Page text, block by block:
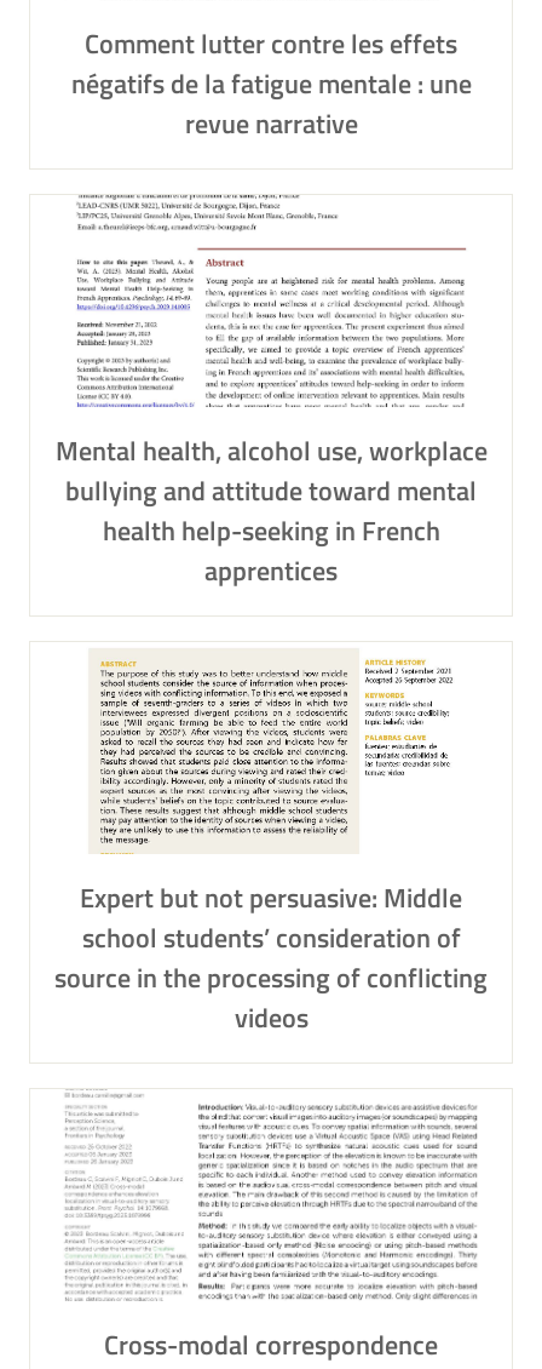
Comment lutter contre les effets
négatifs de la fatigue mentale : une
revue narrative
Mental health, alcohol use, workplace
bullying and attitude toward mental
health help-seeking in French
apprentices
Expert but not persuasive: Middle
school students’ consideration of
source in the processing of conflicting
videos
Cross-modal correspondence